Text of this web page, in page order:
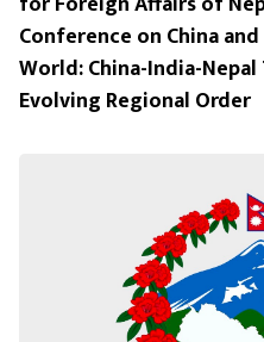
Conference on China
World: China-India-
Evolving Regional Order